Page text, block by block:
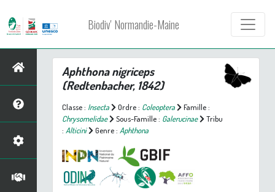
Biodiv' Normandie-Maine
Aphthona nigriceps
(Redtenbacher, 1842)
Classe : Insecta Ordre : Coleoptera
Famille :
Chrysomelidae
Sous-Famille : Galerucinae
Tribu
: Alticini Genre : Aphthona